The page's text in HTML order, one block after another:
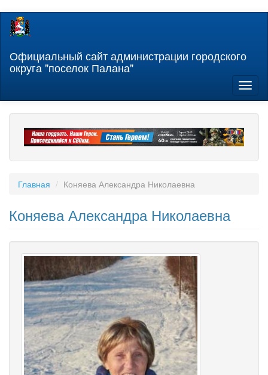
Перейти
содержанию
Официальный сайт администрации городского
округа "поселок Палана"
Главная Коняева Александра Николаевна
Коняева Александра Николаевна